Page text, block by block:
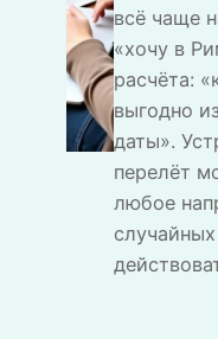
всё чаще
«хочу в
расчёта:
выгодно
даты».
перелёт
любое